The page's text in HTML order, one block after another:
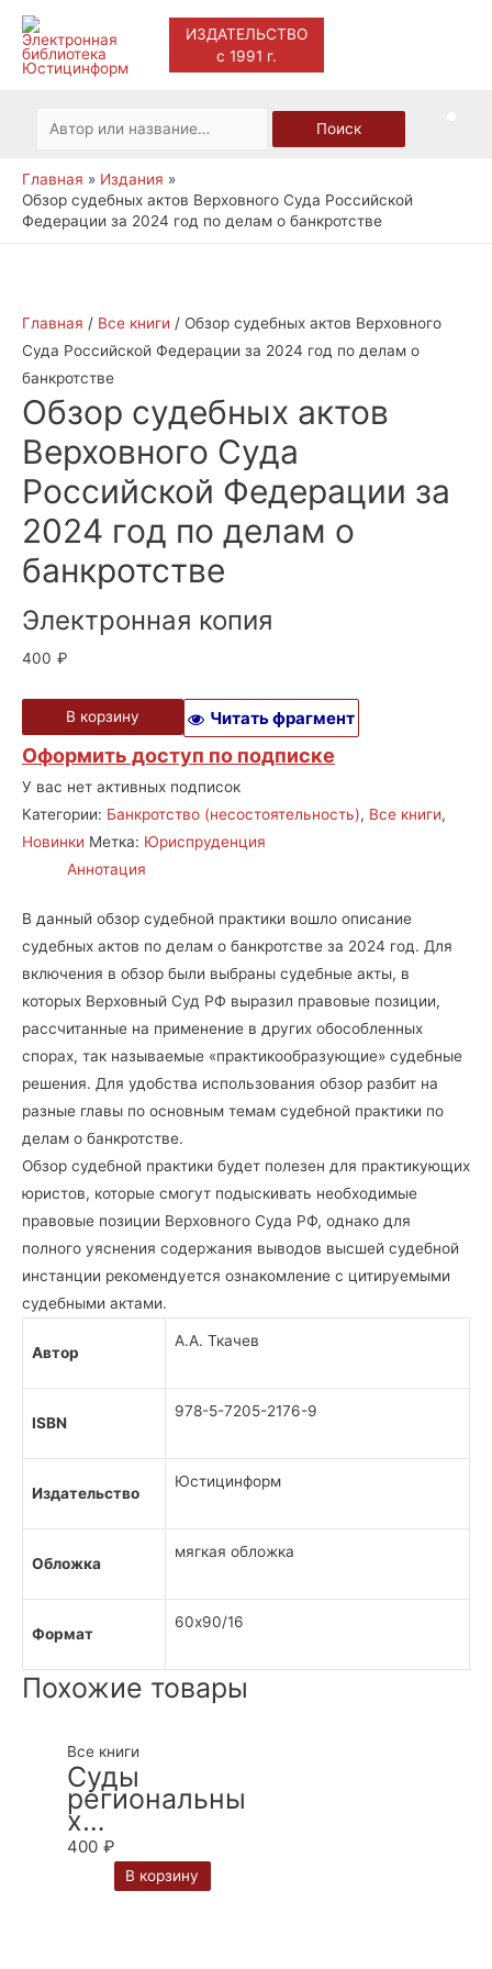
ИЗДАТЕЛЬСТВО
с 1991 г.
Искать:
Поиск
Главная
Издания
Обзор судебных актов Верховного Суда Российской
Федерации за 2024 год по делам о банкротстве
Главная / Все книги / Обзор судебных актов Верховного
Суда Российской Федерации за 2024 год по делам о
банкротстве
Обзор судебных актов
Верховного Суда
Российской Федерации за
2024 год по делам о
банкротстве
Электронная копия
400 ₽
В корзину Читать фрагмент
Оформить доступ по подписке
У вас нет активных подписок
Категории: Банкротство (несостоятельность), Все книги,
Новинки Метка: Юриспруденция
Аннотация
В данный обзор судебной практики вошло описание
судебных актов по делам о банкротстве за 2024 год. Для
включения в обзор были выбраны судебные акты, в
которых Верховный Суд РФ выразил правовые позиции,
рассчитанные на применение в других обособленных
спорах, так называемые «практикообразующие» судебные
решения. Для удобства использования обзор разбит на
разные главы по основным темам судебной практики по
делам о банкротстве.
Обзор судебной практики будет полезен для практикующих
юристов, которые смогут подыскивать необходимые
правовые позиции Верховного Суда РФ, однако для
полного уяснения содержания выводов высшей судебной
инстанции рекомендуется ознакомление с цитируемыми
судебными актами.
Автор
А.А. Ткачев
ISBN
978-5-7205-2176-9
Издательство
Юстицинформ
Обложка
мягкая обложка
Формат
60х90/16
Похожие товары
Все книги
Суды
региональны
х
интеграционн
объединений
400 ₽
В корзину